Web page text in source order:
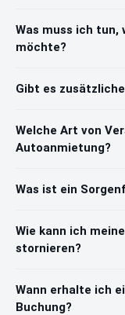
Was muss ich tun,
möchte?
Gibt es
Welche Art von
Autoanmietung?
Was ist ein
Wie kann ich
stornieren?
Wann erhalte ich
Buchung?